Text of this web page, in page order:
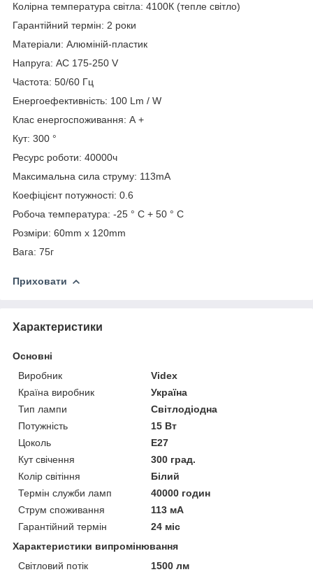
Колірна температура світла: 4100К (тепле світло)
Гарантійний термін: 2 роки
Матеріали: Алюміній-пластик
Напруга: AC 175-250 V
Частота: 50/60 Гц
Енергоефективність: 100 Lm / W
Клас енергоспоживання: А +
Кут: 300 °
Ресурс роботи: 40000ч
Максимальна сила струму: 113mA
Коефіцієнт потужності: 0.6
Робоча температура: -25 ° С + 50 ° С
Розміри: 60mm х 120mm
Вага: 75г
Приховати
Характеристики
Основні
Виробник
Videx
Країна виробник
Україна
Тип лампи
Світлодіодна
Потужність
15 Вт
Цоколь
E27
Кут свічення
300 град.
Колір світіння
Білий
Термін служби ламп
40000 годин
Струм споживання
113 мА
Гарантійний термін
24 міс
Характеристики випромінювання
Світловий потік
1500 лм